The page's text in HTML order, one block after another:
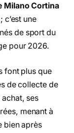
Milano Cortina
c’est une
de sport du
pour 2026.
font plus que
de collecte de
ses
menant à
bien après